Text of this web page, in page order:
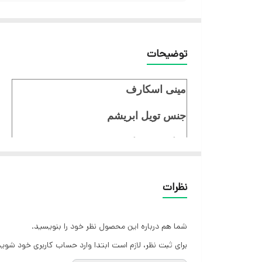
توضیحات
مینی اسکارف
جنس تویل ابریشم
ایستایی عالی
نظرات
شما هم درباره این محصول نظر خود را بنویسید.
برای ثبت نظر، لازم است ابتدا وارد حساب کاربری خود